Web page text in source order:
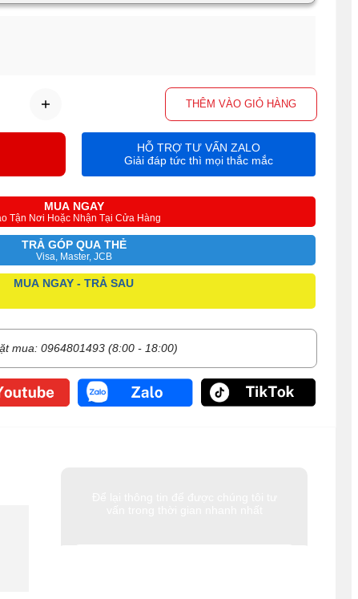
THÊM VÀO GIỎ HÀNG
MUA NGAY
Tận Nơi Hoặc Nhận Tại Cửa Hàng
TRẢ GÓP QUA THẺ
Visa, Master, JCB
MUA NGAY - TRẢ SAU
mua: 0964801493 (8:00 - 18:00)
HỖ TRỢ TƯ VẤN ZALO
Giải đáp tức thì mọi thắc mắc